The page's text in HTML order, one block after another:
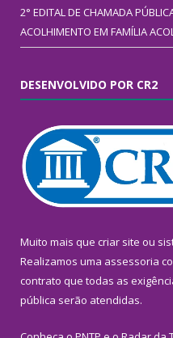
2° EDITAL DE CHAMADA
ACOLHIMENTO EM FAMÍLIA
DESENVOLVIDO POR CR2
Muito mais que criar site ou
Realizamos uma assessoria
contrato que todas as
pública serão atendidas.